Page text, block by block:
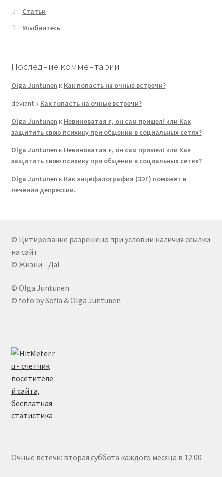
Статьи
Улыбнитесь
Последние комментарии
Olga Juntunen к Как попасть на очные встречи?
deviantк Как попасть на очные встречи?
Olga Juntunen к Невиноватая я, он сам пришел! или Как
защитить свою психику при общении в социальных сетях?
Olga Juntunen к Невиноватая я, он сам пришел! или Как
защитить свою психику при общении в социальных сетях?
Olga Juntunen к Как энцефалография (ЭЭГ) поможет в
лечении депрессии.
© Цитирование разрешено при условии наличия ссылки
на сайт
© Жизни - Да!
© Olga Juntunen
© foto by Sofia & Olga Juntunen
Очные встечи: вторая суббота каждого месяца в 12.00